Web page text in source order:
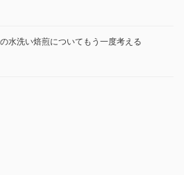
水洗い焙煎についてもう一度考える